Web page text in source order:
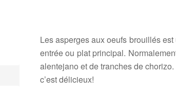
Les asperges aux oeufs brouillés
entrée ou plat principal.
alentejano et de tranches de
c’est délicieux!